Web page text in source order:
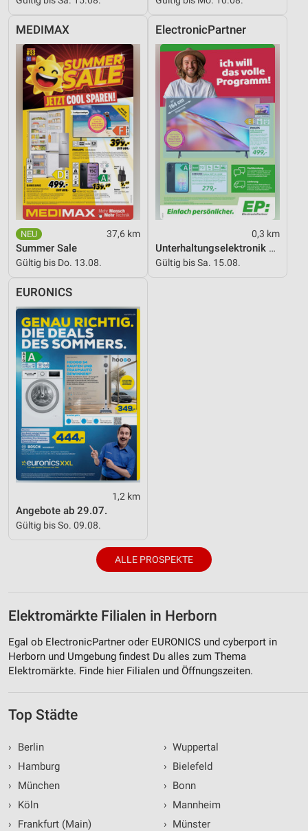
MEDIMAX
37,6 km
Summer Sale
Gültig bis Do. 13.08.
ElectronicPartner
0,3 km
Unterhaltungselektronik 08/2026
Gültig bis Sa. 15.08.
EURONICS
1,2 km
Angebote ab 29.07.
Gültig bis So. 09.08.
ALLE PROSPEKTE
Elektromärkte Filialen in Herborn
Egal ob ElectronicPartner oder EURONICS und cyberport in
Herborn und Umgebung findest Du alles zum Thema
Elektromärkte. Finde hier Filialen und Öffnungszeiten.
Top Städte
›
Berlin
›
Hamburg
›
München
›
Köln
›
Frankfurt (Main)
› Wuppertal
› Bielefeld
› Bonn
› Mannheim
› Münster